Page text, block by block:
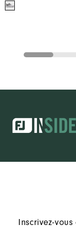
Inscrivez-